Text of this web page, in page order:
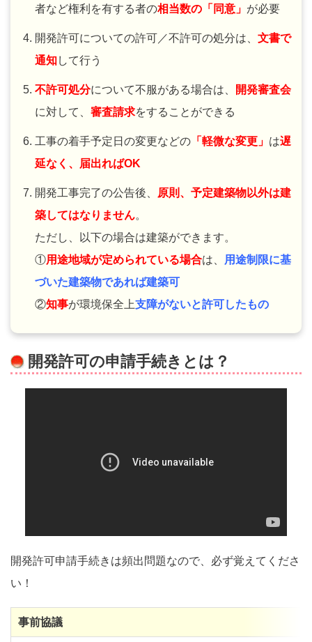
者など権利を有する者の相当数の「同意」 が必要
開発許可についての許可／不許可の処分は、 文書で
通知して行う
不許可処分について不服がある場合は、
開発審査会
に対して、 審査請求をすることができる
工事の着手予定日の変更などの 「 軽微な変更 」 は遅
延なく、
届出ればOK
開発工事完了の公告後、
原則、予定建築物以外は建
築してはなりません。
ただし、以下の場合は建築ができます。
①用途地域が定められている場合は、
用途制限に基
づいた建築物であれば建築可
②知事が環境保全上支障がないと許可したもの
開発許可の申請手続きとは？
開発許可申請手続きは頻出問題なので、必ず覚えてくださ
い！
事前協議